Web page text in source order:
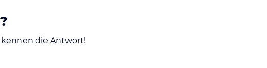
kennen die Antwort!